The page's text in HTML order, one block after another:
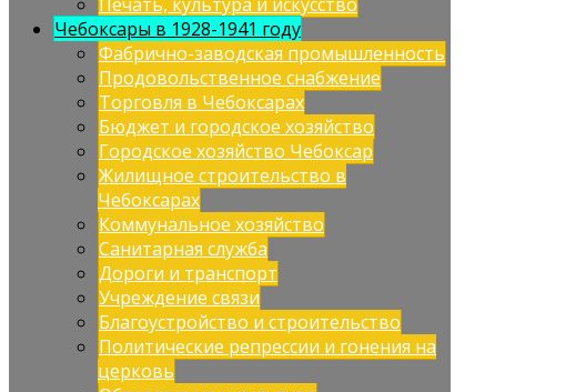
Чебоксары в 1928-1941 году
Фабрично-заводская промышленность
Продовольственное снабжение
Торговля в Чебоксарах
Бюджет и городское хозяйство
Городское хозяйство Чебоксар
Жилищное строительство в
Чебоксарах
Коммунальное хозяйство
Санитарная служба
Дороги и транспорт
Учреждение связи
Благоустройство и строительство
Политические репрессии и гонения на
церковь